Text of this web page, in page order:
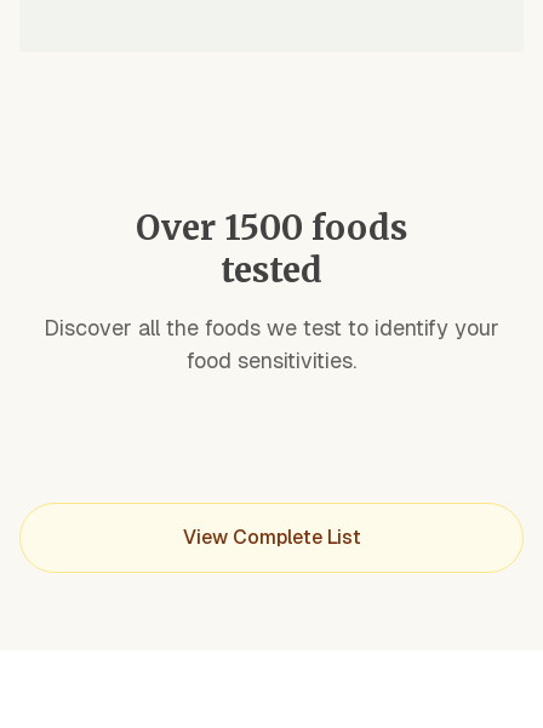
Over 1500 foods
tested
Discover all the foods we test to identify your
food sensitivities.
View Complete List